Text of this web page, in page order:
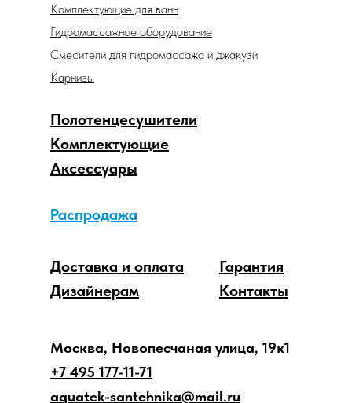
Аксессуары
Распродажа
Комплектующие
Дизайнерам
Доставка и оплата
Гарантия
Контакты
Комплектующие для ванн
Гидромассажное оборудование
Смесители для гидромассажа и джакузи
Карнизы
Полотенцесушители
Москва, Новопесчаная улица, 19к1
+7 495 177-11-71
aquatek-santehnika@mail.ru